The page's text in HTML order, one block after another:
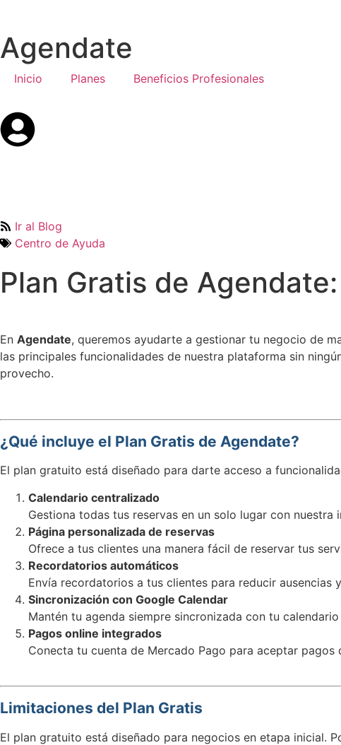
Agendate
Inicio Planes Beneficios Profesionales
Ir al Blog
Centro de Ayuda
Plan Gratis de
En Agendate, queremos ayudarte a gestionar tu negocio de
las principales funcionalidades de nuestra plataforma sin
provecho.
¿Qué incluye el Plan Gratis de Agendate?
El plan gratuito está diseñado para darte acceso a
Calendario centralizado
Gestiona todas tus reservas en un solo lugar con nuestra
Página personalizada de reservas
Ofrece a tus clientes una manera fácil de reservar tus
Recordatorios automáticos
Envía recordatorios a tus clientes para reducir ausencias
Sincronización con Google Calendar
Mantén tu agenda siempre sincronizada con tu
Pagos online integrados
Conecta tu cuenta de Mercado Pago para aceptar pagos
Limitaciones del Plan Gratis
El plan gratuito está diseñado para negocios en etapa inicial.